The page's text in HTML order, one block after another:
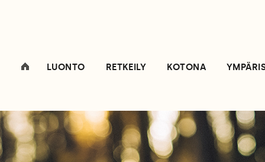
LUONTO RETKEILY KOTONA